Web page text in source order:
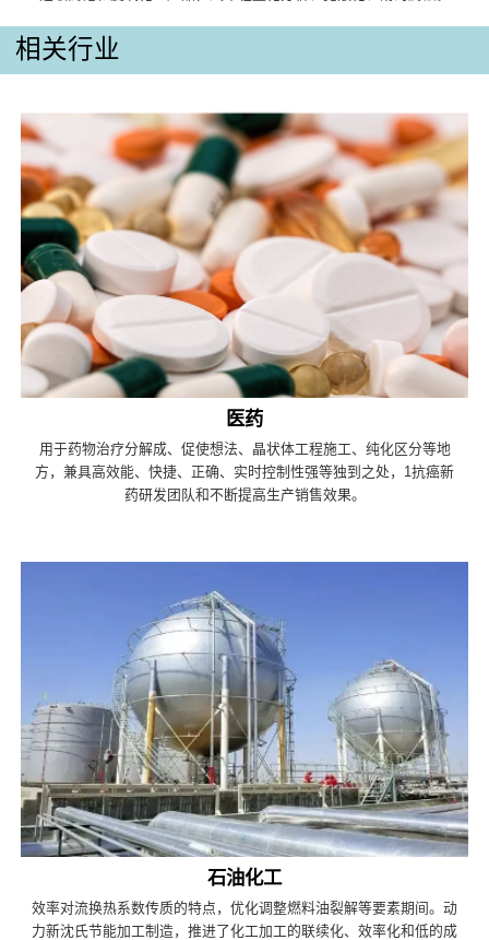
相关行业
医药
用于药物治疗分解成、促使想法、晶状体工程施工、纯化区分等地
方，兼具高效能、快捷、正确、实时控制性强等独到之处，1抗癌新
药研发团队和不断提高生产销售效果。
石油化工
效率对流换热系数传质的特点，优化调整燃料油裂解等要素期间。动
力新沈氏节能加工制造，推进了化工加工的联续化、效率化和低的成